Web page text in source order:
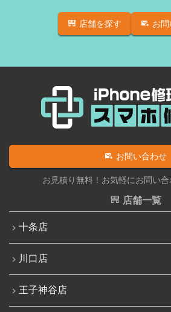
良）
iPadバッテリー交換
iPad充電コネクタ交換修理
iPad水没洗浄作業
iPadその他部品修理
Nintendo Switch修理実績
Nintendo Switchその他部品修理
Nintendo Switchバッテリー交換
Nintendo Siwtch充電コネクタ修理
Nintendo Switchタッチパネル修理
Nintendo Switchゲームカードス
iPhone SE（第2世代）
iPhone 12 mini
iPhone 12 Pro Max
iPhone 13 Pro
iPhone 13 Pro Max
iPhone SE（第3世代）
iPhone 14
iPhone 14 Pro
iPhone 14 Pro Max
店舗を探す お
お問い合わせ
お見積り無料！お気軽にお問い合
店舗一覧
十条店
川口店
王子神谷店